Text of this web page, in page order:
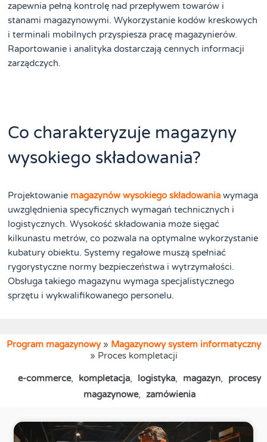
zapewnia pełną kontrolę nad przepływem towarów i
stanami magazynowymi. Wykorzystanie kodów kreskowych
i terminali mobilnych przyspiesza pracę magazynierów.
Raportowanie i analityka dostarczają cennych informacji
zarządczych.
Co charakteryzuje magazyny
wysokiego składowania?
Projektowanie magazynów wysokiego składowania wymaga
uwzględnienia specyficznych wymagań technicznych i
logistycznych. Wysokość składowania może sięgać
kilkunastu metrów, co pozwala na optymalne wykorzystanie
kubatury obiektu. Systemy regałowe muszą spełniać
rygorystyczne normy bezpieczeństwa i wytrzymałości.
Obsługa takiego magazynu wymaga specjalistycznego
sprzętu i wykwalifikowanego personelu.
Program magazynowy» Magazynowy system informatyczny
» Proces kompletacji
e-commerce, kompletacja, logistyka, magazyn, procesy
magazynowe, zamówienia